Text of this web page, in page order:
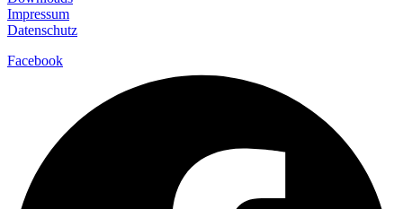
Impressum
Datenschutz
Facebook